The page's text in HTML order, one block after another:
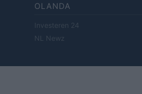
OLANDA
Investeren 24
NL Newz